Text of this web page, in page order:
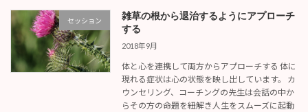
セッション
雑草の根から退治するようにアプローチ
する
2018年9月
体と心を連携して両方からアプローチする 体に
現れる症状は心の状態を映し出しています。 カ
ウンセリング、コーチングの先生は会話の中か
らその方の命題を紐解き人生をスムーズに起動